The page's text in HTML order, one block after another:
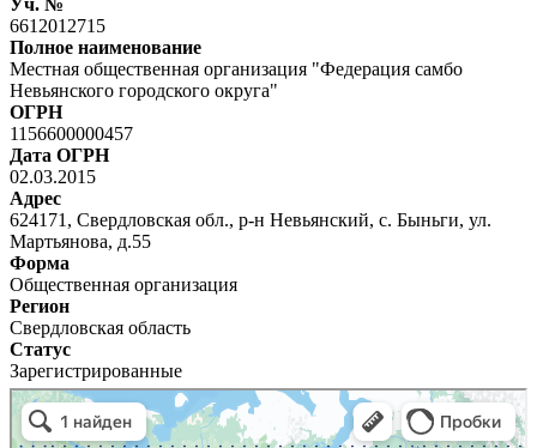
6612012715
Полное наименование
Местная общественная организация "Федерация самбо
Невьянского городского округа"
ОГРН
1156600000457
Дата ОГРН
02.03.2015
Адрес
624171, Свердловская обл., р-н Невьянский, с. Быньги, ул.
Мартьянова, д.55
Форма
Общественная организация
Регион
Свердловская область
Статус
Зарегистрированные